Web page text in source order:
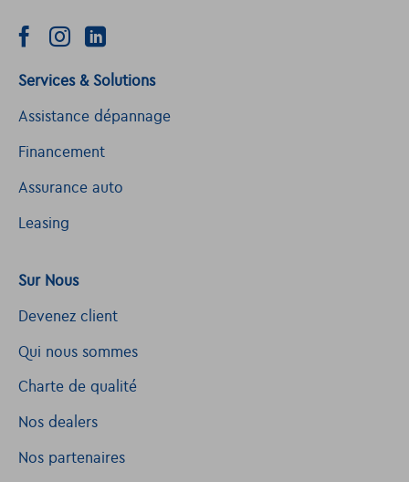
Services & Solutions
Assistance dépannage
Financement
Assurance auto
Leasing
Sur Nous
Devenez client
Qui nous sommes
Charte de qualité
Nos dealers
Nos partenaires